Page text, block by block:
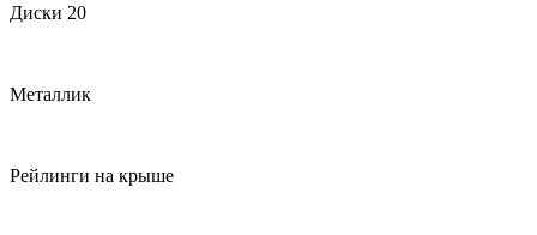
Диски 20
Металлик
Рейлинги на крыше